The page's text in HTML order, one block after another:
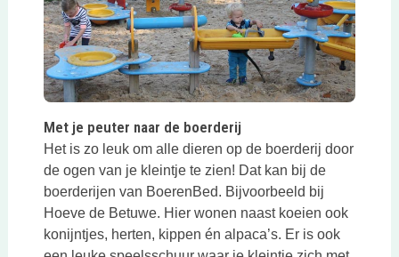
Met je peuter naar de boerderij
Het is zo leuk om alle dieren op de boerderij door
de ogen van je kleintje te zien! Dat kan bij de
boerderijen van BoerenBed. Bijvoorbeeld bij
Hoeve de Betuwe. Hier wonen naast koeien ook
konijntjes, herten, kippen én alpaca’s. Er is ook